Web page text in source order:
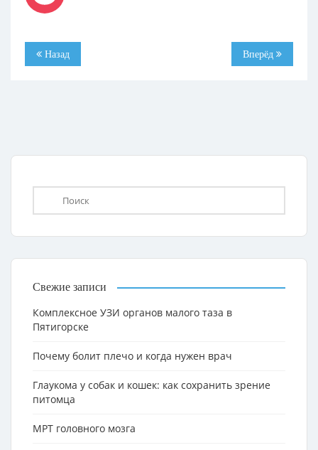
Назад Вперёд
Свежие записи
Комплексное УЗИ органов малого таза в
Пятигорске
Почему болит плечо и когда нужен врач
Глаукома у собак и кошек: как сохранить зрение
питомца
МРТ головного мозга